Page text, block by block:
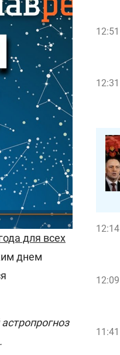
для всех
днем
.
12:51
12:31
12:14
12:09
11:41